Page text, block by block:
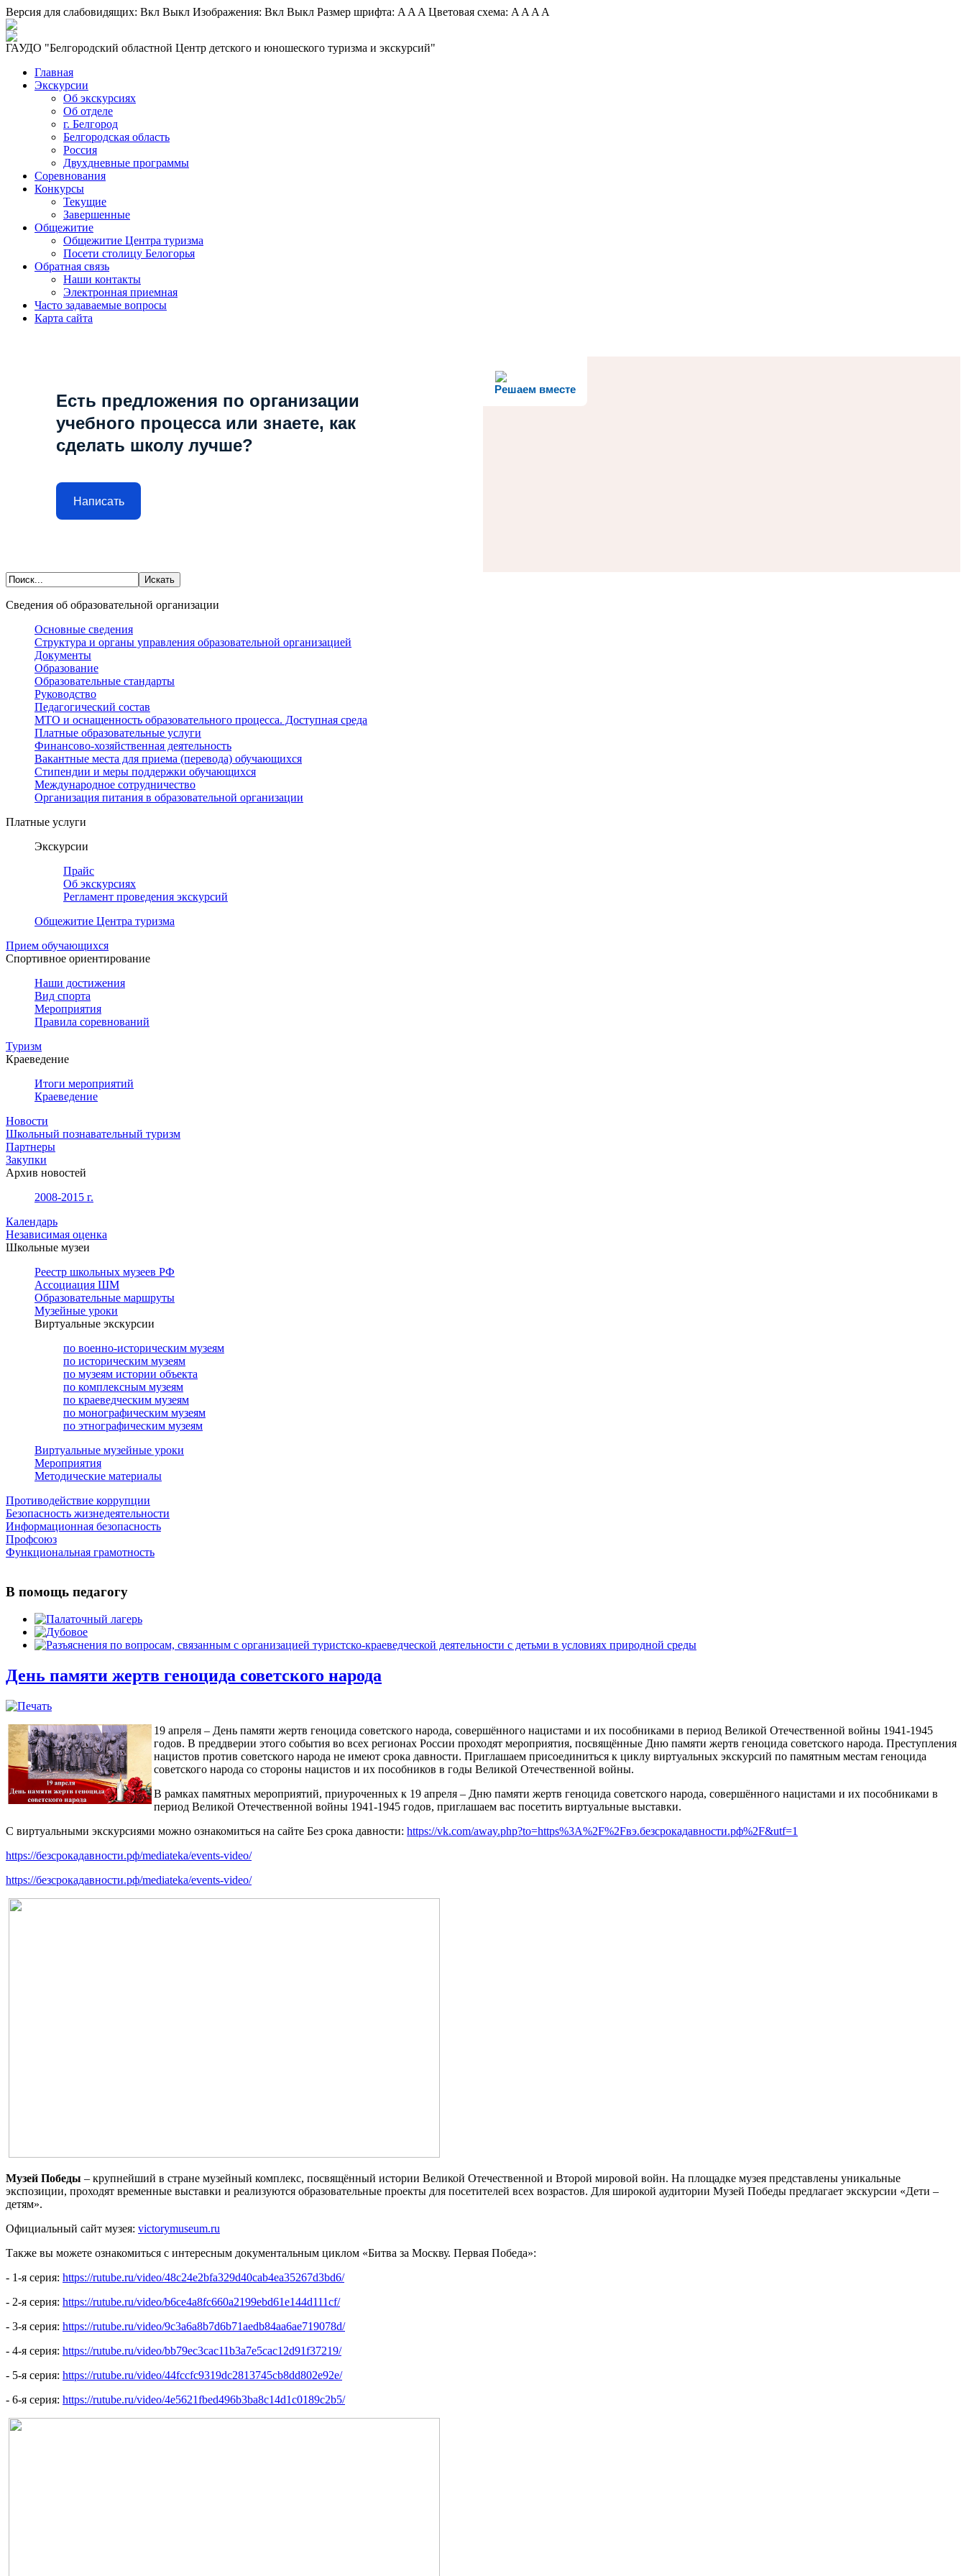
Версия для слабовидящих: Вкл Выкл Изображения: Вкл Выкл Размер шрифта: A A A Цветовая схема: A A A A
ГАУДО "Белгородский областной Центр детского и юношеского туризма и экскурсий"
Главная
Экскурсии
Об экскурсиях
Об отделе
г. Белгород
Белгородская область
Россия
Двухдневные программы
Соревнования
Конкурсы
Текущие
Завершенные
Общежитие
Общежитие Центра туризма
Посети столицу Белогорья
Обратная связь
Наши контакты
Электронная приемная
Часто задаваемые вопросы
Карта сайта
Решаем вместе
Есть предложения по организации
учебного процесса или знаете, как
сделать школу лучше?
Написать
Сведения об образовательной организации
Основные сведения
Структура и органы управления образовательной организацией
Документы
Образование
Образовательные стандарты
Руководство
Педагогический состав
МТО и оснащенность образовательного процесса. Доступная среда
Платные образовательные услуги
Финансово-хозяйственная деятельность
Вакантные места для приема (перевода) обучающихся
Стипендии и меры поддержки обучающихся
Международное сотрудничество
Организация питания в образовательной организации
Платные услуги
Экскурсии
Прайс
Об экскурсиях
Регламент проведения экскурсий
Общежитие Центра туризма
Прием обучающихся
Спортивное ориентирование
Наши достижения
Вид спорта
Мероприятия
Правила соревнований
Туризм
Краеведение
Итоги мероприятий
Краеведение
Новости
Школьный познавательный туризм
Партнеры
Закупки
Архив новостей
2008-2015 г.
Календарь
Независимая оценка
Школьные музеи
Реестр школьных музеев РФ
Ассоциация ШМ
Образовательные маршруты
Музейные уроки
Виртуальные экскурсии
по военно-историческим музеям
по историческим музеям
по музеям истории объекта
по комплексным музеям
по краеведческим музеям
по монографическим музеям
по этнографическим музеям
Виртуальные музейные уроки
Мероприятия
Методические материалы
Противодействие коррупции
Безопасность жизнедеятельности
Информационная безопасность
Профсоюз
Функциональная грамотность
В помощь педагогу
День памяти жертв геноцида советского народа
19 апреля – День памяти жертв геноцида советского народа, совершённого нацистами и их пособниками в период Великой Отечественной войны 1941-1945
годов. В преддверии этого события во всех регионах России проходят мероприятия, посвящённые Дню памяти жертв геноцида советского народа. Преступления
нацистов против советского народа не имеют срока давности. Приглашаем присоединиться к циклу виртуальных экскурсий по памятным местам геноцида
советского народа со стороны нацистов и их пособников в годы Великой Отечественной войны.
В рамках памятных мероприятий, приуроченных к 19 апреля – Дню памяти жертв геноцида советского народа, совершённого нацистами и их пособниками в
период Великой Отечественной войны 1941-1945 годов, приглашаем вас посетить виртуальные выставки.
С виртуальными экскурсиями можно ознакомиться на сайте Без срока давности: https://vk.com/away.php?to=https%3A%2F%2Fвэ.безсрокадавности.рф%2F&utf=1
https://безсрокадавности.рф/mediateka/events-video/
https://безсрокадавности.рф/mediateka/events-video/
Музей Победы – крупнейший в стране музейный комплекс, посвящённый истории Великой Отечественной и Второй мировой войн. На площадке музея представлены уникальные
экспозиции, проходят временные выставки и реализуются образовательные проекты для посетителей всех возрастов. Для широкой аудитории Музей Победы предлагает экскурсии «Дети –
детям».
Официальный сайт музея: victorymuseum.ru
Также вы можете ознакомиться с интересным документальным циклом «Битва за Москву. Первая Победа»:
- 1-я серия: https://rutube.ru/video/48c24e2bfa329d40cab4ea35267d3bd6/
- 2-я серия: https://rutube.ru/video/b6ce4a8fc660a2199ebd61e144d111cf/
- 3-я серия: https://rutube.ru/video/9c3a6a8b7d6b71aedb84aa6ae719078d/
- 4-я серия: https://rutube.ru/video/bb79ec3cac11b3a7e5cac12d91f37219/
- 5-я серия: https://rutube.ru/video/44fccfc9319dc2813745cb8dd802e92e/
- 6-я серия: https://rutube.ru/video/4e5621fbed496b3ba8c14d1c0189c2b5/